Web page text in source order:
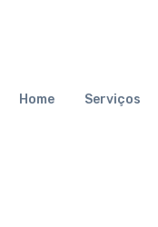
Home Serviços